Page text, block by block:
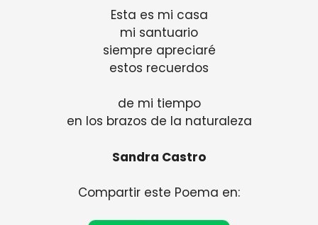
Esta es mi casa
mi santuario
siempre apreciaré
estos recuerdos
de mi tiempo
en los brazos de la naturaleza
Sandra Castro
Compartir este Poema en: